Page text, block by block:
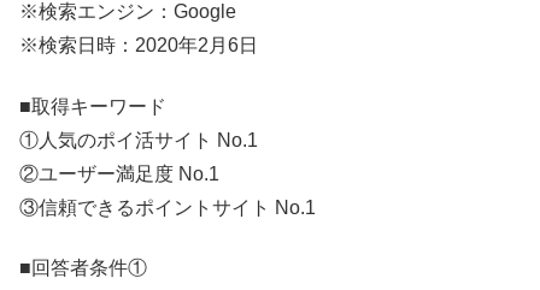
※検索エンジン：Google
※検索日時：2020年2月6日
■取得キーワード
①人気のポイ活サイト No.1
②ユーザー満足度 No.1
③信頼できるポイントサイト No.1
■回答者条件①